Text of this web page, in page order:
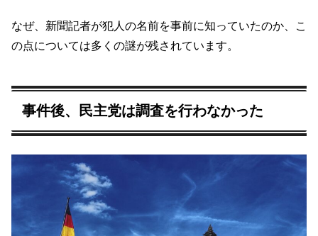
なぜ、新聞記者が犯人の名前を事前に知っていたのか、こ
の点については多くの謎が残されています。
事件後、民主党は調査を行わなかった